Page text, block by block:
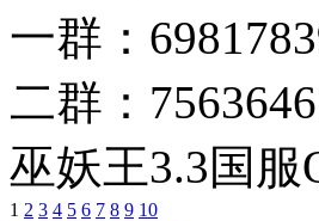
一群：
二群：
巫妖王3.3国服
1 2 3 4 5 6 7 8 9 10